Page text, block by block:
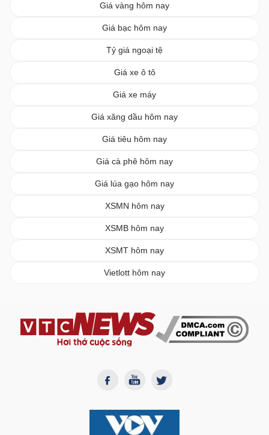
Giá vàng hôm nay
Giá bạc hôm nay
Tỷ giá ngoại tệ
Giá xe ô tô
Giá xe máy
Giá xăng dầu hôm nay
Giá tiêu hôm nay
Giá cà phê hôm nay
Giá lúa gạo hôm nay
XSMN hôm nay
XSMB hôm nay
XSMT hôm nay
Vietlott hôm nay